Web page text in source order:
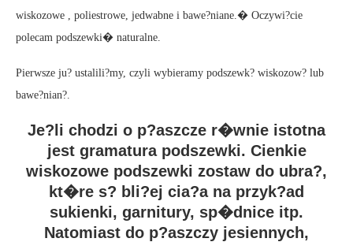
wiskozowe , poliestrowe, jedwabne i bawe?niane.� Oczywi?cie
polecam podszewki� naturalne.
Pierwsze ju? ustalili?my, czyli wybieramy podszewk? wiskozow? lub
bawe?nian?.
Je?li chodzi o p?aszcze r�wnie istotna
jest gramatura podszewki. Cienkie
wiskozowe podszewki zostaw do ubra?,
kt�re s? bli?ej cia?a na przyk?ad
sukienki, garnitury, sp�dnice itp.
Natomiast do p?aszczy jesiennych,